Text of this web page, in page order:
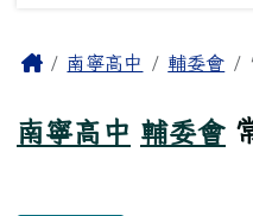
主內容區域
Home南寧高中 輔委會
南寧高中 輔委會